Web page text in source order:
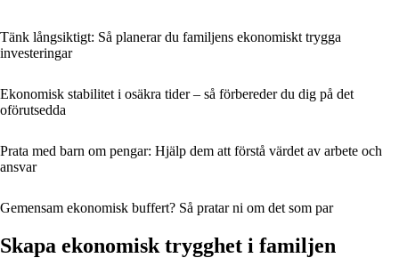
Tänk långsiktigt: Så planerar du familjens ekonomiskt trygga
investeringar
Ekonomisk stabilitet i osäkra tider – så förbereder du dig på det
oförutsedda
Prata med barn om pengar: Hjälp dem att förstå värdet av arbete och
ansvar
Gemensam ekonomisk buffert? Så pratar ni om det som par
Skapa ekonomisk trygghet i familjen